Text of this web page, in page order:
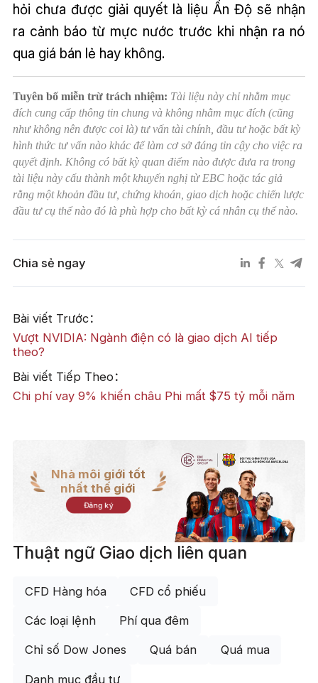
hỏi chưa được giải quyết là liệu Ấn Độ sẽ nhận
ra cảnh báo từ mực nước trước khi nhận ra nó
qua giá bán lẻ hay không.
Tuyên bố miễn trừ trách nhiệm: Tài liệu này chỉ nhằm mục
đích cung cấp thông tin chung và không nhằm mục đích (cũng
như không nên được coi là) tư vấn tài chính, đầu tư hoặc bất kỳ
hình thức tư vấn nào khác để làm cơ sở đáng tin cậy cho việc ra
quyết định. Không có bất kỳ quan điểm nào được đưa ra trong
tài liệu này cấu thành một khuyến nghị từ EBC hoặc tác giả
rằng một khoản đầu tư, chứng khoán, giao dịch hoặc chiến lược
đầu tư cụ thể nào đó là phù hợp cho bất kỳ cá nhân cụ thể nào.
Chia sẻ ngay
Bài viết Trước：
Vượt NVIDIA: Ngành điện có là giao dịch AI tiếp
theo?
Bài viết Tiếp Theo：
Chi phí vay 9% khiến châu Phi mất $75 tỷ mỗi năm
Nhà môi giới tốt
nhất thế giới
Đăng ký
Thuật ngữ Giao dịch liên quan
CFD Hàng hóa CFD cổ phiếu
Các loại lệnh Phí qua đêm
Chỉ số Dow Jones Quá bán Quá mua
Danh mục đầu tư